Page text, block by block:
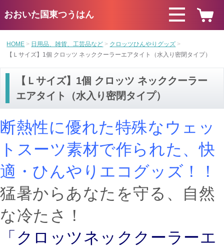
おおいた国東つうはん
HOME 日用品、雑貨、工芸品など
クロッツひんやりグッズ
【Ｌサイズ】1個 クロッツ ネッククーラーエアタイト（水入り密閉タイプ）
【Ｌサイズ】1個 クロッツ ネッククーラー
エアタイト（水入り密閉タイプ）
断熱性に優れた特殊なウェッ
トスーツ素材で作られた、快
適・ひんやりエコグッズ！！
猛暑からあなたを守る、自然
な冷たさ！
「クロッツネッククーラーエ